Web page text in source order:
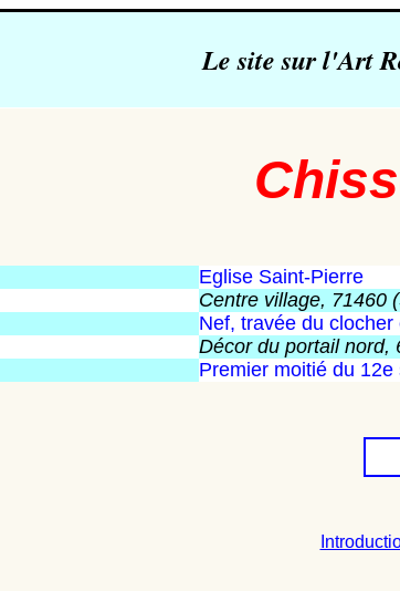
Le site sur l'Art
Eglise Saint-Pierre
Centre village, 71460
Nef, travée du clocher
Décor du portail nord,
Premier moitié du 12e